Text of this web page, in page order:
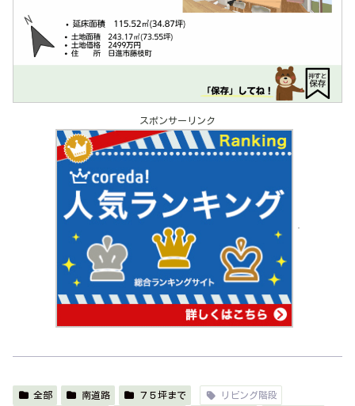
スポンサーリンク
全部 南道路 ７５坪まで リビング階段